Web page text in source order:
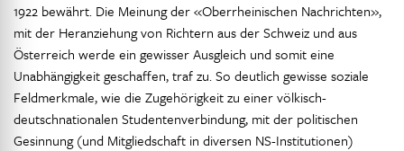
1922 bewährt. Die Meinung der «Oberrheinischen Nachrichten»,
mit der Heranziehung von Richtern aus der Schweiz und aus
Österreich werde ein gewisser Ausgleich und somit eine
Unabhängigkeit geschaffen, traf zu. So deutlich gewisse soziale
Feldmerkmale, wie die Zugehörigkeit zu einer völkisch-
deutschnationalen Studentenverbindung, mit der politischen
Gesinnung (und Mitgliedschaft in diversen NS-Institutionen)